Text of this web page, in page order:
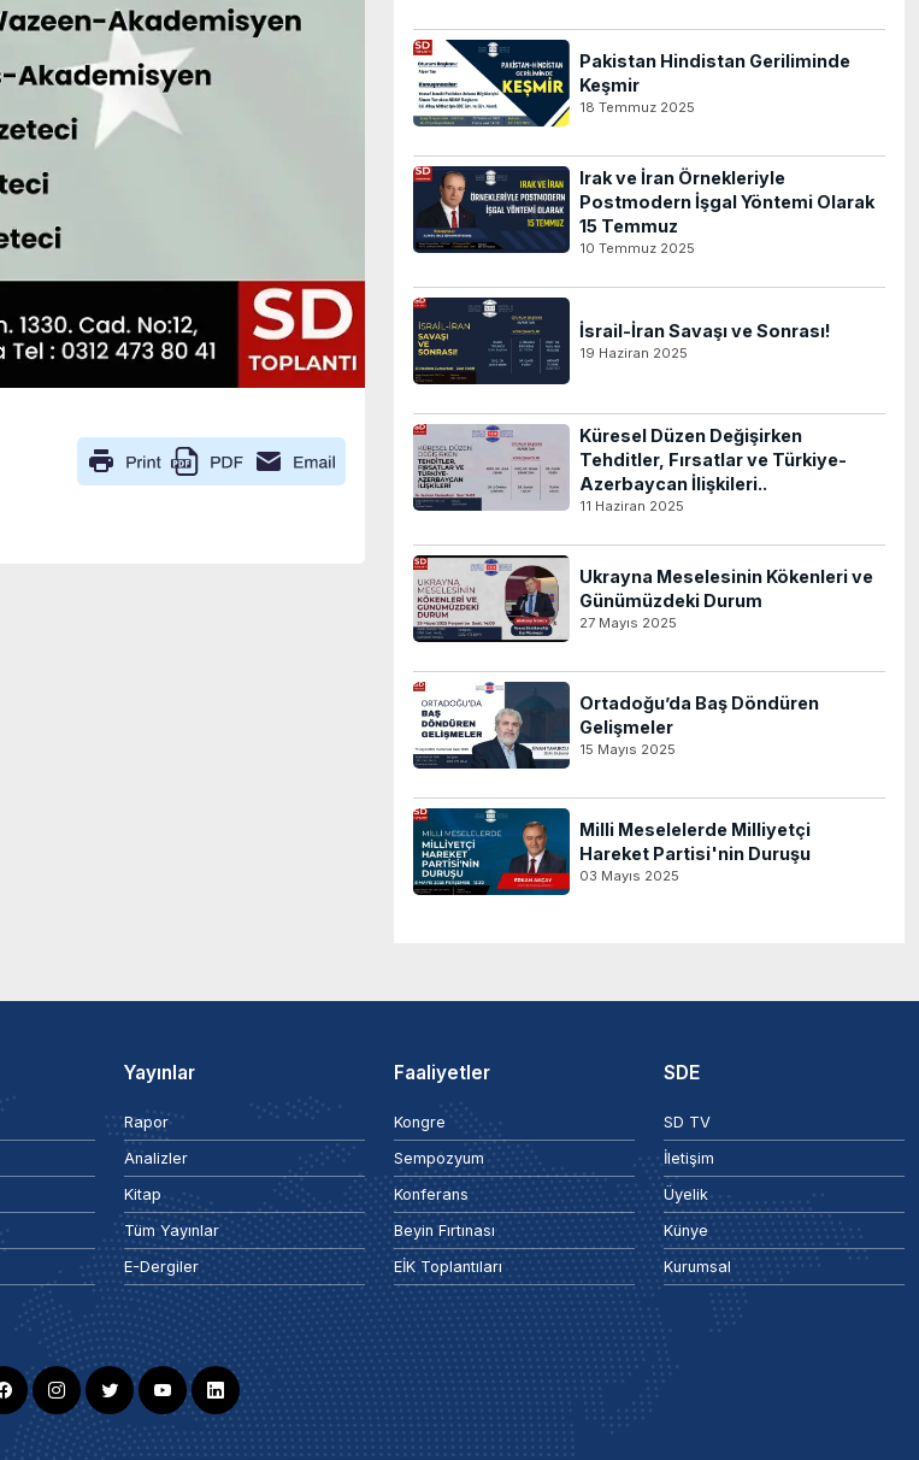
Pakistan Hindistan Geriliminde
Keşmir
18 Temmuz 2025
Irak ve İran Örnekleriyle
Postmodern İşgal Yöntemi Olarak
15 Temmuz
10 Temmuz 2025
İsrail-İran Savaşı ve Sonrası!
19 Haziran 2025
Küresel Düzen Değişirken
Tehditler, Fırsatlar ve Türkiye-
Azerbaycan İlişkileri..
11 Haziran 2025
Ukrayna Meselesinin Kökenleri ve
Günümüzdeki Durum
27 Mayıs 2025
Ortadoğu’da Baş Döndüren
Gelişmeler
15 Mayıs 2025
Milli Meselelerde Milliyetçi
Hareket Partisi'nin Duruşu
03 Mayıs 2025
Yayınlar
Rapor
Analizler
Kitap
Tüm Yayınlar
E-Dergiler
Faaliyetler
Kongre
Sempozyum
Konferans
Beyin Fırtınası
EİK Toplantıları
SDE
SD TV
İletişim
Üyelik
Künye
Kurumsal